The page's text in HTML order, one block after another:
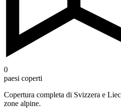
0
paesi coperti
Copertura completa di Svizzera e
zone alpine.